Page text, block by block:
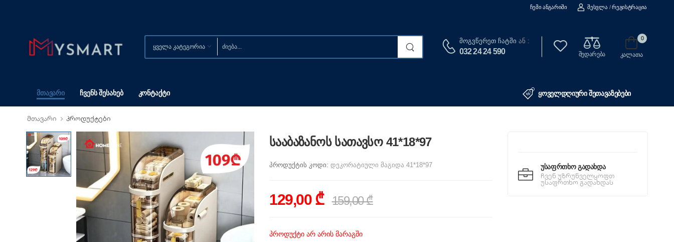
Ჩემი Ანგარიში Შესვლა / Რეგისტრაცია
Მოგვწერეთ Ჩატში ან :
032 24 24 590 შედარება
0
კალათა
Მთავარი Ჩვენს Შესახებ Კონტაქტი ყოველდღიური შეთავაზებები
მთავარი პროდუქტები
სააბაზანოს სათავსო 41*18*97
პროდუქტის კოდი: დეკორატიული მაგიდა 41*18*97
129,00 ₾ 159,00 ₾
პროდუქტი არ არის მარაგში
Უსაფრთხო Გადახდა
ჩვენ უზრუნველყოფთ
უსაფრთხო გადახდას